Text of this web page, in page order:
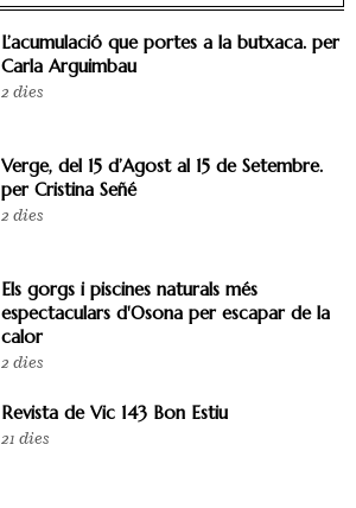
L’acumulació que portes a la butxaca. per
Carla Arguimbau
2 dies
Verge, del 15 d’Agost al 15 de Setembre.
per Cristina Señé
2 dies
Els gorgs i piscines naturals més
espectaculars d'Osona per escapar de la
calor
2 dies
Revista de Vic 143 Bon Estiu
21 dies